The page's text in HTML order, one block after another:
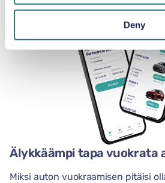
Deny
Älykkäämpi tapa vuokrata
Miksi auton vuokraamisen pitäisi